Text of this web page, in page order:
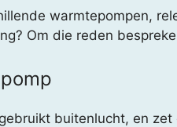
warmtepompen,
Om die reden
buitenlucht, en